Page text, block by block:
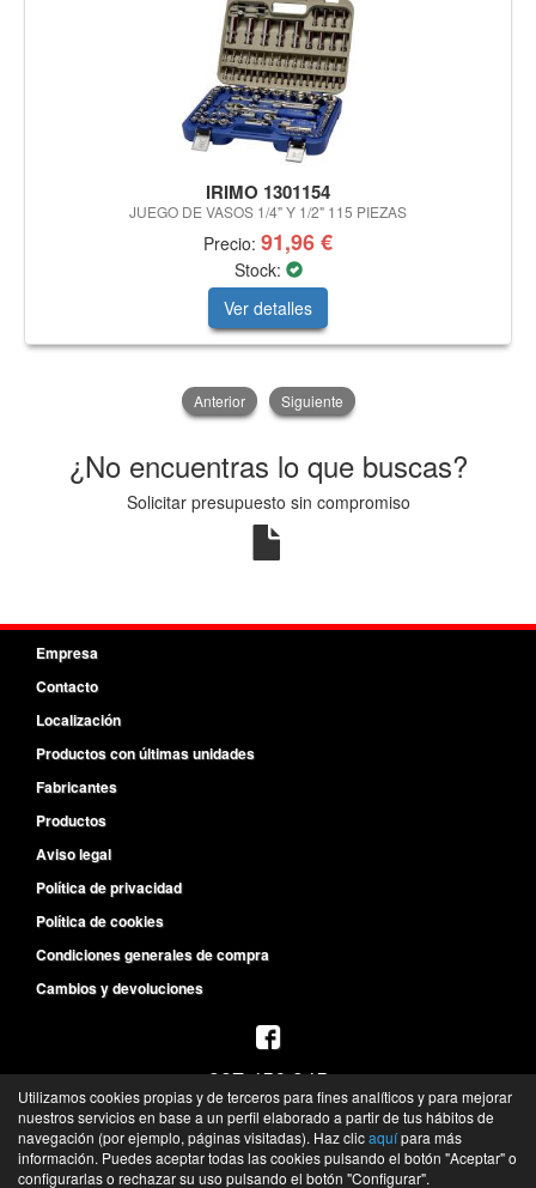
IRIMO 1301154
JUEGO DE VASOS 1/4" Y 1/2" 115 PIEZAS
Precio: 91,96 €
Stock:
Ver detalles
Anterior Siguiente
¿No encuentras lo que buscas?
Solicitar presupuesto sin compromiso
Empresa
Contacto
Localización
Productos con últimas unidades
Fabricantes
Productos
Aviso legal
Política de privacidad
Política de cookies
Condiciones generales de compra
Cambios y devoluciones
987 456 945
L-V de 8:30h a 14h y de 15:30h a 19:30h
S de 10h a 13h
©Recambios del Primer Equipo- 2026 -Tienda online de recambios de Gira
Utilizamos cookies propias y de terceros para fines analíticos y para mejorar
nuestros servicios en base a un perfil elaborado a partir de tus hábitos de
navegación (por ejemplo, páginas visitadas). Haz clicaquípara más
información. Puedes aceptar todas las cookies pulsando el botón "Aceptar" o
configurarlas o rechazar su uso pulsando el botón "Configurar".